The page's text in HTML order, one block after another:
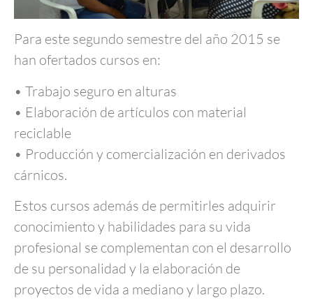
Para este segundo semestre del año 2015 se
han ofertados cursos en:
• Trabajo seguro en alturas
• Elaboración de artículos con material
reciclable
• Producción y comercialización en derivados
cárnicos.
Estos cursos además de permitirles adquirir
conocimiento y habilidades para su vida
profesional se complementan con el desarrollo
de su personalidad y la elaboración de
proyectos de vida a mediano y largo plazo.